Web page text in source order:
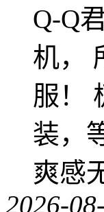
Q-Q
机，
服！
装，
爽感
2026-